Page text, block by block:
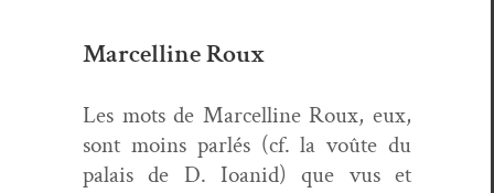
Marcelline Roux
Les mots de Mar­celline Roux, eux,
sont moins par­lés (cf. la voûte du
palais de D. Ioanid) que vus et